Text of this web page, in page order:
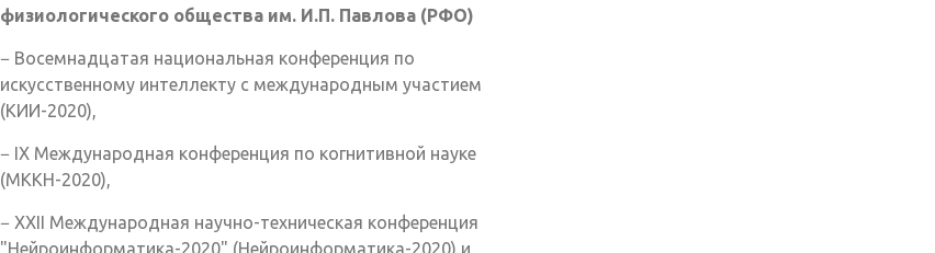
физиологического общества им. И.П. Павлова (РФО)
− Восемнадцатая национальная конференция по
искусственному интеллекту с международным участием
(КИИ-2020),
− IX Международная конференция по когнитивной науке
(МККН-2020),
− XXII Международная научно-техническая конференция
"Нейроинформатика-2020" (Нейроинформатика-2020) и